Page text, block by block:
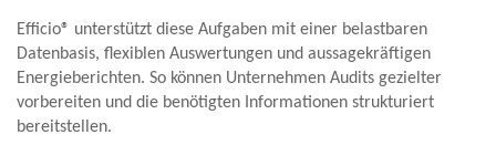
Efficio® unterstützt diese Aufgaben mit einer belastbaren
Datenbasis, flexiblen Auswertungen und aussagekräftigen
Energieberichten. So können Unternehmen Audits gezielter
vorbereiten und die benötigten Informationen strukturiert
bereitstellen.